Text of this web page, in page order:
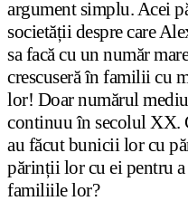
argument simplu. Acei
societății despre care
sa facă cu un număr
crescuseră în familii cu
lor! Doar numărul
continuu în secolul XX.
au făcut bunicii lor cu
părinții lor cu ei pentru a
familiile lor?